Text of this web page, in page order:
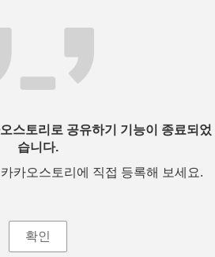
스토리로 공유하기 기능이 종료되었
습니다.
카오스토리에 직접 등록해 보세요.
확인